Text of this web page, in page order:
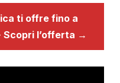
ti offre fino a
Scopri l’offerta →